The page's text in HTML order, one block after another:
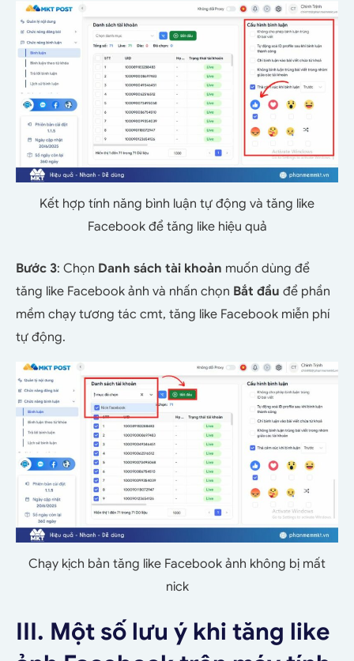
Kết hợp tính năng bình luận tự động và tăng like
Facebook để tăng like hiệu quả
Bước 3: Chọn Danh sách tài khoản muốn dùng để
tăng like Facebook ảnh và nhấn chọn Bắt đầu để phần
mềm chạy tương tác cmt, tăng like Facebook miễn phí
tự động.
Chạy kịch bản tăng like Facebook ảnh không bị mất
nick
III. Một số lưu ý khi tăng like